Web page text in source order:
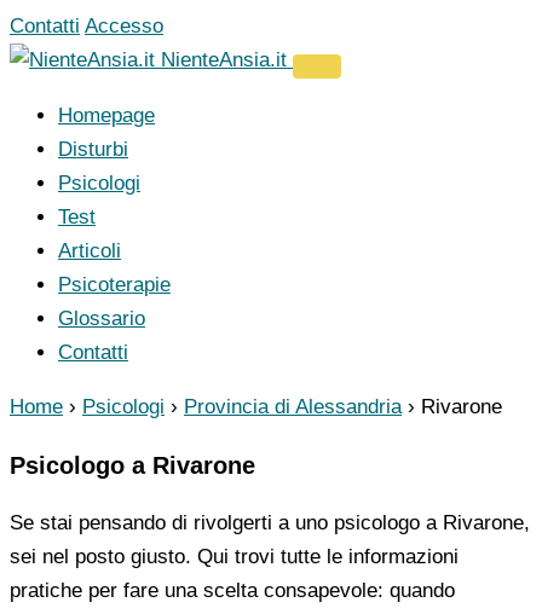
Vai
al
Contatti Accesso
NienteAnsia.it
Homepage
Disturbi
Psicologi
Test
Articoli
Psicoterapie
Glossario
Contatti
Home › Psicologi › Provincia di Alessandria › Rivarone
Psicologo a Rivarone
Se stai pensando di rivolgerti a uno psicologo a Rivarone,
sei nel posto giusto. Qui trovi tutte le informazioni
pratiche per fare una scelta consapevole: quando